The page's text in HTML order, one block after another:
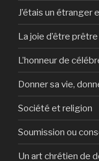
J’étais un étranger
La joie d’être prêtre
L’honneur de
Donner sa vie,
Société et religion
Soumission ou
Un art chrétien de